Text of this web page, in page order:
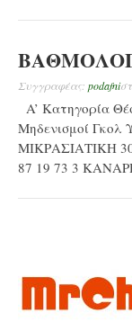
Συγγραφέας: podafni
A’ Κατηγορία
Μηδενισμοί Γκολ
ΜΙΚΡΑΣΙΑΤΙΚΗ
87 19 73 3